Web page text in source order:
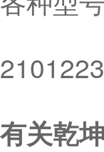
有关乾